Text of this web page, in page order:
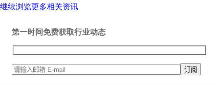
继续浏览更多相关资讯
第一时间免费获取行业动态